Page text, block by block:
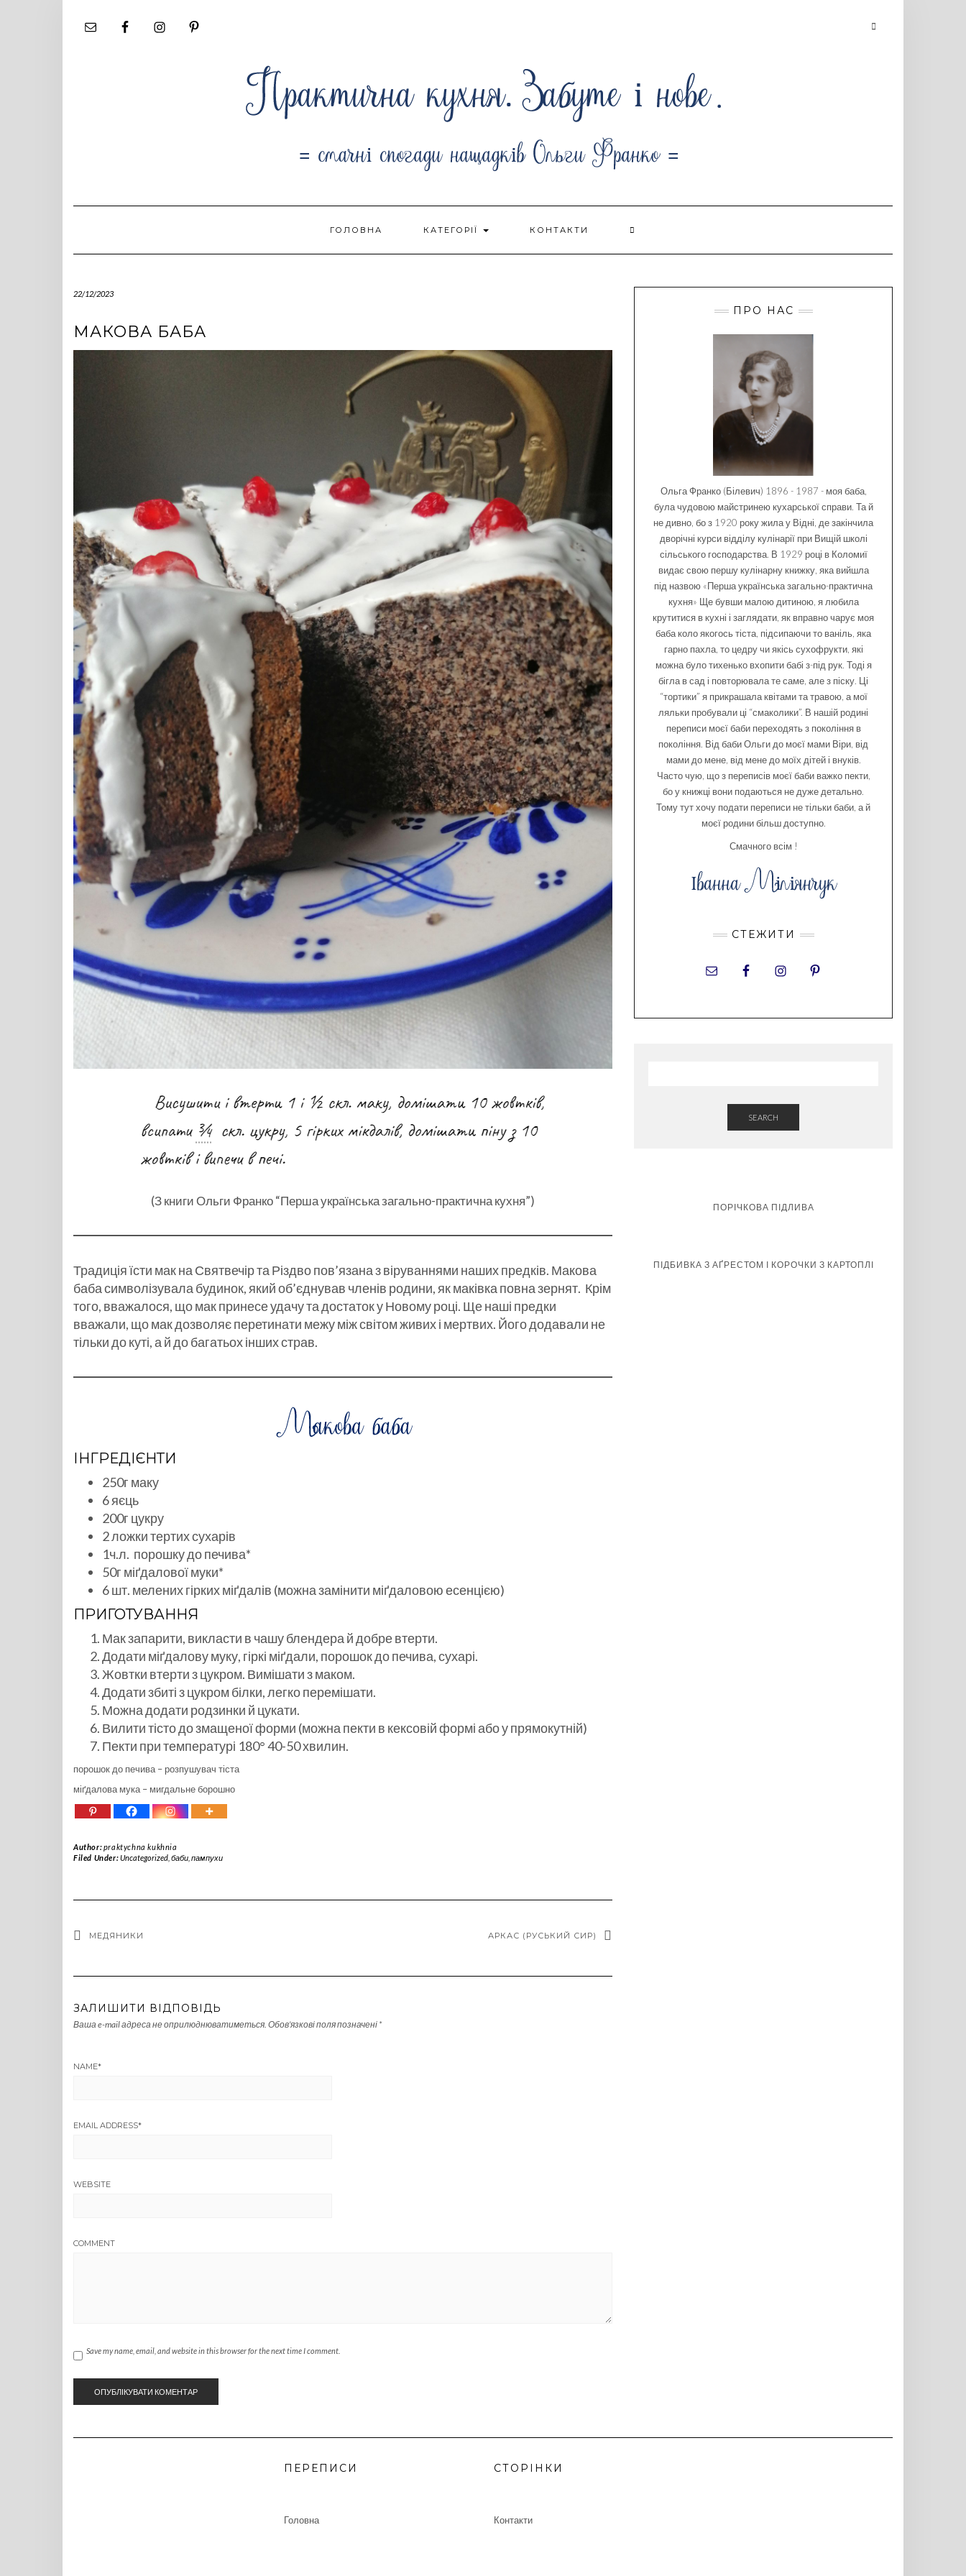
Searching
ГОЛОВНА КАТЕГОРІЇ КОНТАКТИ
22/12/2023
МАКОВА БАБА
(З книги Ольги Франко “Перша українська загально-практична кухня”)
Традиція їсти мак на Святвечір та Різдво пов’язана з віруваннями наших предків. Макова
баба символізувала будинок, який об’єднував членів родини, як маківка повна зернят. Крім
того, вважалося, що мак принесе удачу та достаток у Новому році. Ще наші предки
вважали, що мак дозволяє перетинати межу між світом живих і мертвих. Його додавали не
тільки до куті, а й до багатьох інших страв.
ІНГРЕДІЄНТИ
250г маку
6 яєць
200г цукру
2 ложки тертих сухарів
1ч.л. порошку до печива*
50г міґдалової муки*
6 шт. мелених гірких міґдалів (можна замінити міґдаловою есенцією)
ПРИГОТУВАННЯ
Мак запарити, викласти в чашу блендера й добре втерти.
Додати міґдалову муку, гіркі міґдали, порошок до печива, сухарі.
Жовтки втерти з цукром. Вимішати з маком.
Додати збиті з цукром білки, легко перемішати.
Можна додати родзинки й цукати.
Вилити тісто до змащеної форми (можна пекти в кексовій формі або у прямокутній)
Пекти при температурі 180° 40-50 хвилин.
порошок до печива – розпушувач тіста
міґдалова мука – мигдальне борошно
Author:praktychna kukhnia
Filed Under:Uncategorized, баби, пампухи
МЕДЯНИКИ АРКАС (РУСЬКИЙ СИР)
ЗАЛИШИТИ ВІДПОВІДЬ
Ваша e-mail адреса не оприлюднюватиметься. Обов’язкові поля позначені *
NAME*
EMAIL ADDRESS*
WEBSITE
COMMENT
Save my name, email, and website in this browser for the next time I comment.
ПРО НАС
Ольга Франко (Білевич) 1896 - 1987 - моя баба,
була чудовою майстринею кухарської справи. Та й
не дивно, бо з 1920 року жила у Відні, де закінчила
дворічні курси відділу кулінарії при Вищій школі
сільського господарства. В 1929 році в Коломиї
видає свою першу кулінарну книжку, яка вийшла
під назвою «Перша українська загально-практична
кухня» Ще бувши малою дитиною, я любила
крутитися в кухні і заглядати, як вправно чарує моя
баба коло якогось тіста, підсипаючи то ваніль, яка
гарно пахла, то цедру чи якісь сухофрукти, які
можна було тихенько вхопити бабі з-під рук. Тоді я
бігла в сад і повторювала те саме, але з піску. Ці
“тортики” я прикрашала квітами та травою, а мої
ляльки пробували ці “смаколики”. В нашій родині
переписи моєї баби переходять з покоління в
покоління. Від баби Ольги до моєї мами Віри, від
мами до мене, від мене до моїх дітей і внуків.
Часто чую, що з переписів моєї баби важко пекти,
бо у книжці вони подаються не дуже детально.
Тому тут хочу подати переписи не тільки баби, а й
моєї родини більш доступно.
Смачного всім !
СТЕЖИТИ
SEARCH
ПОРІЧКОВА ПІДЛИВА
ПІДБИВКА З АҐРЕСТОМ І КОРОЧКИ З КАРТОПЛІ
ПЕРЕПИСИ
Головна
СТОРІНКИ
Контакти